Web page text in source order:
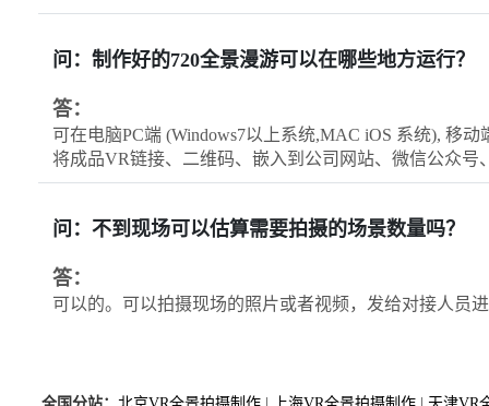
问：制作好的720全景漫游可以在哪些地方运行？
答：
可在电脑PC端 (Windows7以上系统,MAC iOS 系统), 移
将成品VR链接、二维码、嵌入到公司网站、微信公众号
问：不到现场可以估算需要拍摄的场景数量吗？
答：
可以的。可以拍摄现场的照片或者视频，发给对接人员